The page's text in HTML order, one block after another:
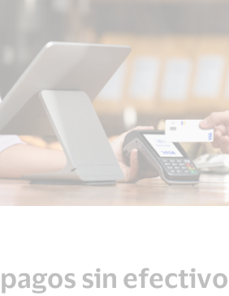
sin efectivo